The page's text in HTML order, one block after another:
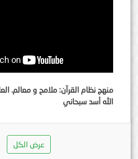
منهج نظام القرآن: ملامح و معالم.
الله أسد سبحاني
عرض الكل